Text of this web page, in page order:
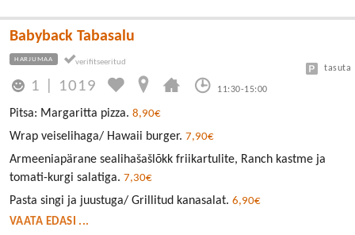
Babyback Tabasalu
HARJUMAA
1 1019 11:30-15:00
tasuta
Pitsa: Margaritta pizza. 8,90€
Wrap veiselihaga/ Hawaii burger. 7,90€
Armeeniapärane sealihašašlõkk friikartulite, Ranch kastme ja
tomati-kurgi salatiga. 7,30€
Pasta singi ja juustuga/ Grillitud kanasalat. 6,90€
VAATA EDASI ...